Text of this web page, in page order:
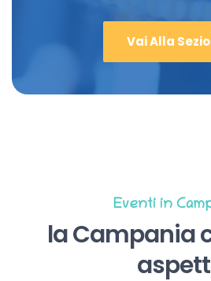
Vai Alla
Eventi in
la Campania